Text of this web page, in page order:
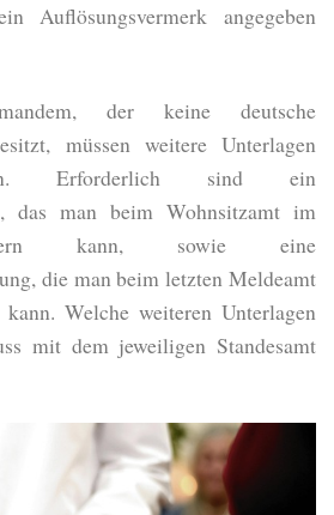
Auflösungsvermerk angegeben
der keine deutsche
müssen weitere Unterlagen
Erforderlich sind ein
das man beim Wohnsitzamt im
kann, sowie eine
die man beim letzten Meldeamt
Welche weiteren Unterlagen
mit dem jeweiligen Standesamt